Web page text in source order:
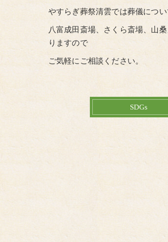
やすらぎ葬祭清雲では葬儀につ
八富成田斎場、さくら斎場、山
りますので
ご気軽にご相談ください。
SDGs